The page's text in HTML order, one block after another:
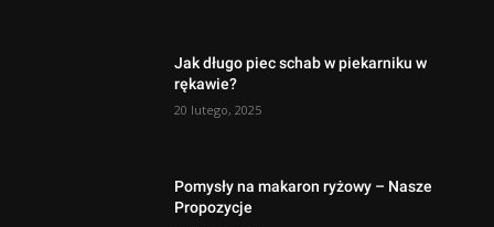
Jak długo piec schab w piekarniku w
rękawie?
20 lutego, 2025
Pomysły na makaron ryżowy – Nasze
Propozycje